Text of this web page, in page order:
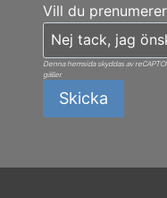
Vill du
Denna hemsida skyddas av
gäller.
Skicka